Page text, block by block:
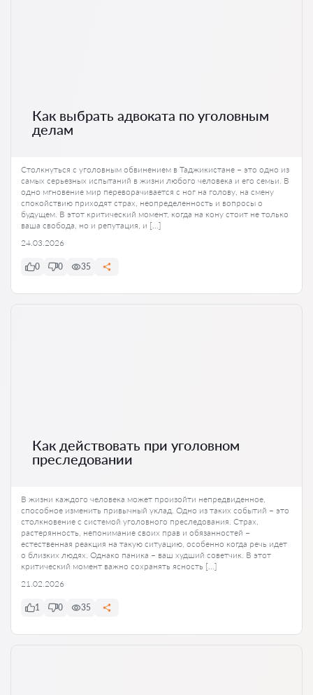
Как выбрать адвоката по уголовным
делам
Столкнуться с уголовным обвинением в Таджикистане – это одно из
самых серьезных испытаний в жизни любого человека и его семьи. В
одно мгновение мир переворачивается с ног на голову, на смену
спокойствию приходят страх, неопределенность и вопросы о
будущем. В этот критический момент, когда на кону стоит не только
ваша свобода, но и репутация, и […]
24.03.2026
0 0 35
Как действовать при уголовном
преследовании
В жизни каждого человека может произойти непредвиденное,
способное изменить привычный уклад. Одно из таких событий – это
столкновение с системой уголовного преследования. Страх,
растерянность, непонимание своих прав и обязанностей –
естественная реакция на такую ситуацию, особенно когда речь идет
о близких людях. Однако паника – ваш худший советчик. В этот
критический момент важно сохранять ясность […]
21.02.2026
1 0 35